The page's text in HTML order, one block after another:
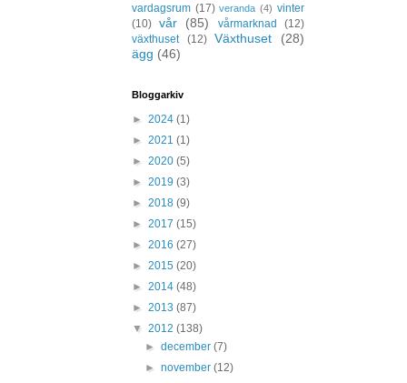
vardagsrum (17) veranda (4) vinter
(10) vår (85) vårmarknad
(12)
växthuset
(12) Växthuset
(28)
ägg (46)
Bloggarkiv
► 2024 (1)
► 2021 (1)
► 2020 (5)
► 2019 (3)
► 2018 (9)
► 2017 (15)
► 2016 (27)
► 2015 (20)
► 2014 (48)
► 2013 (87)
▼ 2012 (138)
►december(7)
►november(12)